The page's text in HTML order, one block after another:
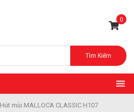
0
Tìm Kiếm
Hút mùi MALLOCA CLASSIC H107